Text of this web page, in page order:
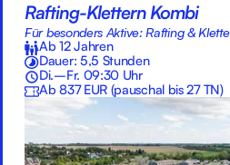
Rafting-Klettern Kombi
Für besonders Aktive: Rafting &
Ab 12 Jahren
Dauer: 5,5 Stunden
Di.–Fr. 09:30 Uhr
Ab 837 EUR (pauschal bis 27 TN)